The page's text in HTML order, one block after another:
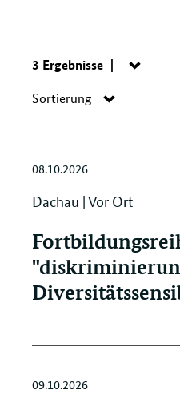
Suche:
3 Ergebnisse
Navigation
Sortierung
Navigation
08.10.2026
Dachau | Vor Ort
09.10.2026